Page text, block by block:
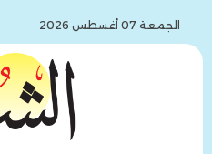
الجمعة 07 أغسطس 2026